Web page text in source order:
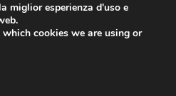
–info@volonte-
miglior esperienza d'uso e
cookies we are using or